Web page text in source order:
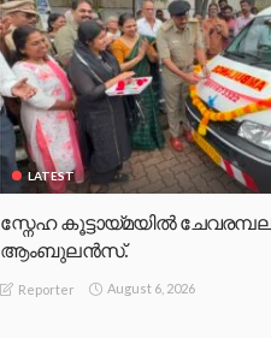
LATEST
സ്നേഹ കൂട്ടായ്മയിൽ
ആംബുലൻസ്.
Reporter August 6, 2026